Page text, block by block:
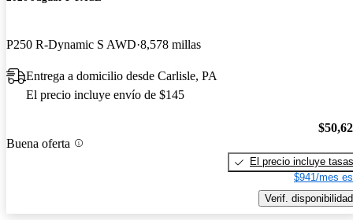
P250 R-Dynamic S AWD 8,578 millas
Entrega a domicilio desde Carlisle, PA
El precio incluye envío de $145
Buena oferta
El precio incluye tasas
$941/mes
Verif. disponibilidad